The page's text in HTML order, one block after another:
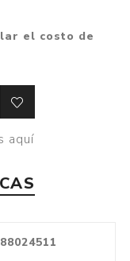
el costo de
aquí